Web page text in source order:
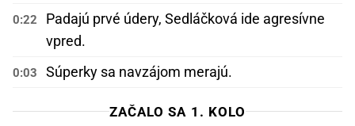
0:22
Padajú prvé údery, Sedláčková ide agresívne
vpred.
0:03 Súperky sa navzájom merajú.
ZAČALO SA 1. KOLO